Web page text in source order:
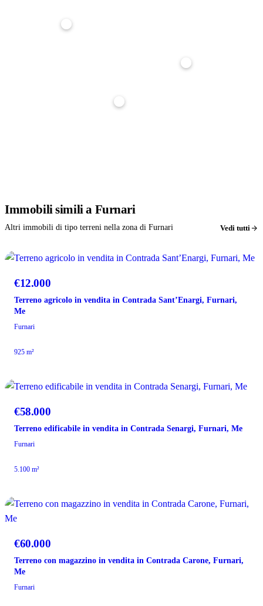
Immobilisimili a Furnari
Altri immobili di tipo terreni nella zona di Furnari Vedi tutti
€12.000
Terreno agricolo in vendita in Contrada Sant’Enargi, Furnari,
Me
Furnari
925 m²
€58.000
Terreno edificabile in vendita in Contrada Senargi, Furnari, Me
Furnari
5.100 m²
€60.000
Terreno con magazzino in vendita in Contrada Carone, Furnari,
Me
Furnari